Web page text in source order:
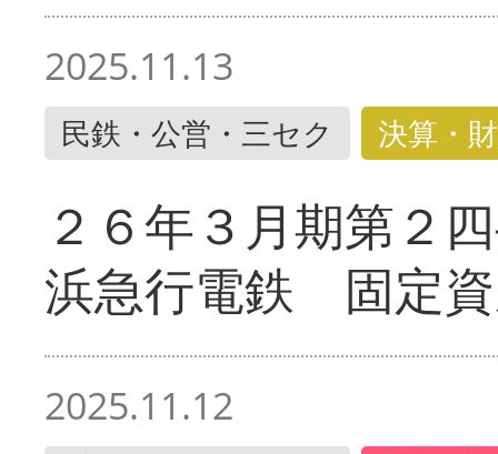
2025.11.13
民鉄・公営・三セク 決算・
２６年３月期第２
浜急行電鉄 固定
2025.11.12